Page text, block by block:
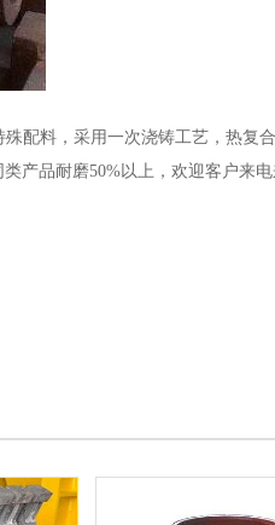
配料，采用一次浇铸工艺，热复
产品耐磨50%以上，欢迎客户来